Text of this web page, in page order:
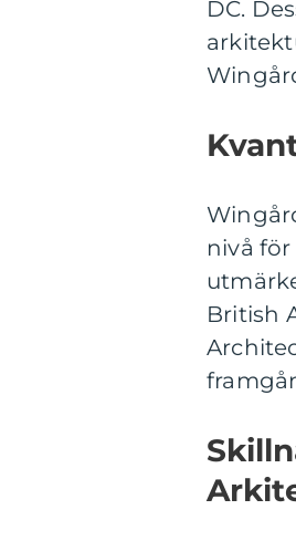
DC.
nivå
British